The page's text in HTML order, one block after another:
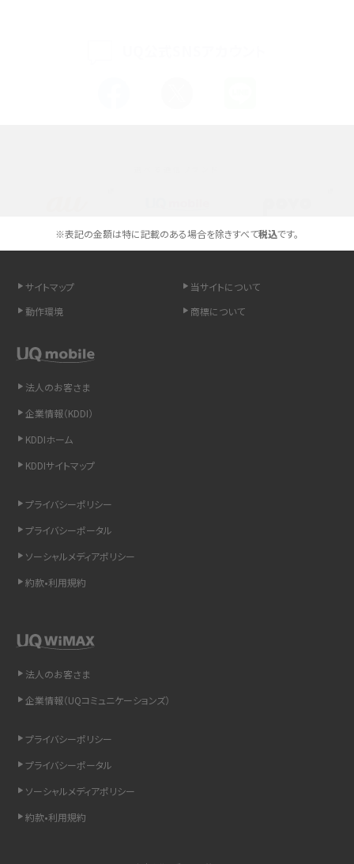
スマホや携帯端末の通信速度制限とは？回避のコツや解除のタイミング・方法
を解説
LINEの引き継ぎ方法は？対象データや事前準備・条件・注意点などを解説
非通知設定とは？184で電話をかける方法やiPhone・Androidの設定を解説
スマホのウィジェットとは？iPhone・Androidの設定方法やおススメを紹介
インスタのDMの送り方は？便利機能の使い方や注意点をわかりやすく解説
Bluetooth®とは？Wi-Fiとの違いやスマホ・PCとの接続方法を解説
「iPhoneを探す」の使い方と設定方法を紹介！ブラウザやアプリから探す方法を
Wi-Fiを快適に使うための速度はどれくらい？用途別の目安・回線ごとの平均を
着信拒否とは？設定方法やブロックした番号の確認方法を解説
※表記の金額は特に記載のある場合を除きすべて税込です。
サイトマップ
当サイトについて
動作環境
商標について
法人のお客さま
企業情報（KDDI）
KDDIホーム
KDDIサイトマップ
プライバシーポリシー
プライバシーポータル
ソーシャルメディアポリシー
約款•利用規約
法人のお客さま
企業情報（UQコミュニケーションズ）
プライバシーポリシー
プライバシーポータル
ソーシャルメディアポリシー
約款•利用規約